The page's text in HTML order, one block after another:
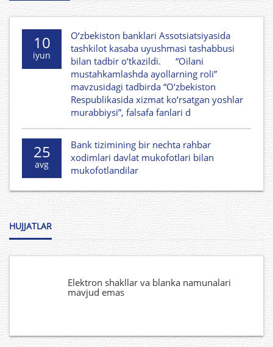
10
iyun
O‘zbekiston banklari Assotsiatsiyasida
tashkilot kasaba uyushmasi tashabbusi
bilan tadbir o‘tkazildi. “Oilani
mustahkamlashda ayollarning roli”
mavzusidagi tadbirda “O‘zbekiston
Respublikasida xizmat ko‘rsatgan yoshlar
murabbiysi”, falsafa fanlari d
25
avg
Bank tizimining bir nechta rahbar
xodimlari davlat mukofotlari bilan
mukofotlandilar
HUJJATLAR
Elektron shakllar va blanka namunalari
mavjud emas